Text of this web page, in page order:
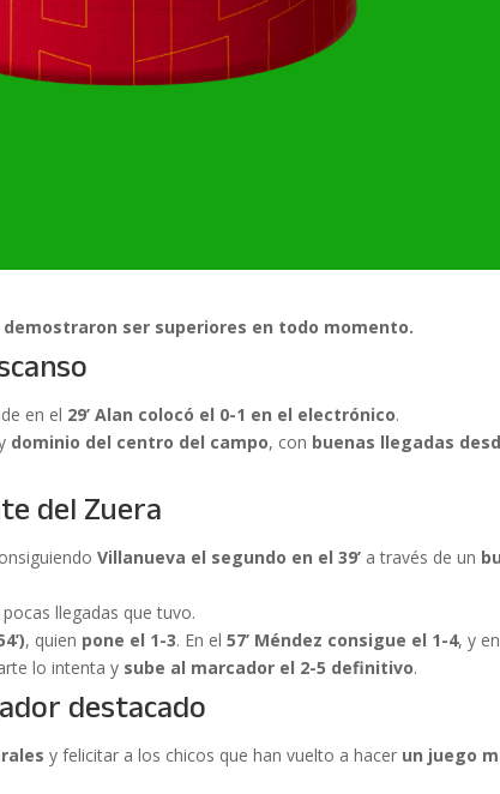
ser superiores en todo momento.
en el 29’ Alan colocó el 0-1 en el electrónico.
dominio del centro del campo, con buenas llegadas
del Zuera
Villanueva el segundo en el 39’ a través de un
llegadas que tuvo.
, quien pone el 1-3. En el57’ Méndez consigue el 1-4, y
lo intenta y sube al marcador el 2-5 definitivo.
destacado
y felicitar a los chicos que han vuelto a hacer un juego